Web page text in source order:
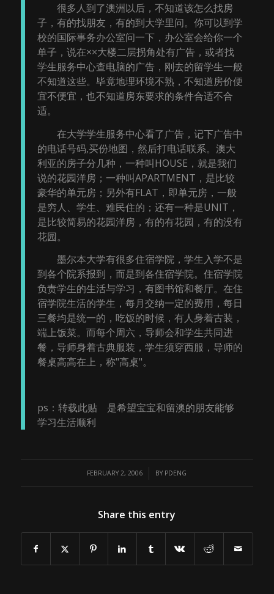
很多人到了澳洲以后，不知道该怎么找房
子，有的找朋友，有的到大学里问。你可以到学
校的国际事务办公室问一下，办公室会给你一个
单子，说在××大楼二层拐角处有广告，或者找
学生服务中心查电脑的广告，刚去的留学生一般
不知道这些。毕竟地理环境不熟，不知道房价便
宜不便宜，也不知道房东要求的条件合适不合
适。
在大学学生服务中心看了广告，记下广告中
的电话号码,买份地图，然后打电话联系。澳大
利亚的房子分几种，一种叫HOUSE，就是我们
说的花园洋房；一种叫APARTMENT，是比较
豪华的单元房；另外有FLAT，即单元房，一般
是穷人、学生、难民住的；还有一种是UNIT，
是比较简易的花园洋房，有的有花园，有的没有
花园。
墨尔本大学有很多住宿学院，学生入学不是
到各个院系报到，而是到各住宿学院。住宿学院
负责学生的生活与学习，有图书馆和餐厅。在住
宿学院生活的学生，每月交纳一定的费用，每日
三餐均是统一的，吃饭的时候，有人身着古装，
端上饭菜。而每个周六，导师会和学生共同进
餐，导师身着古典服装，学生须穿西服，导师的
餐桌高高在上，称"高桌"。
ps：转载此贴 是希望宝宝和留澳的朋友能够
学习生活顺利
FEBRUARY 2, 2006
/ BY PDENG
Share this entry